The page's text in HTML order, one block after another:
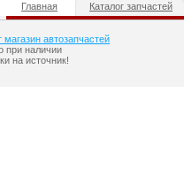
Главная Каталог запчастей
магазин автозапчастей
при наличии
на источник!